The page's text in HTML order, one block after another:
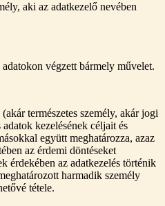
aki az adatkezelő nevében
adatokon végzett bármely művelet.
természetes személy, akár jogi
kezelésének céljait és
együtt meghatározza, azaz
az érdemi döntéseket
érdekében az adatkezelés történik
harmadik személy
tétele.